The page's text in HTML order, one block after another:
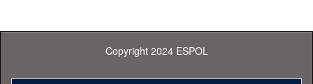
Copyright 2024 ESPOL